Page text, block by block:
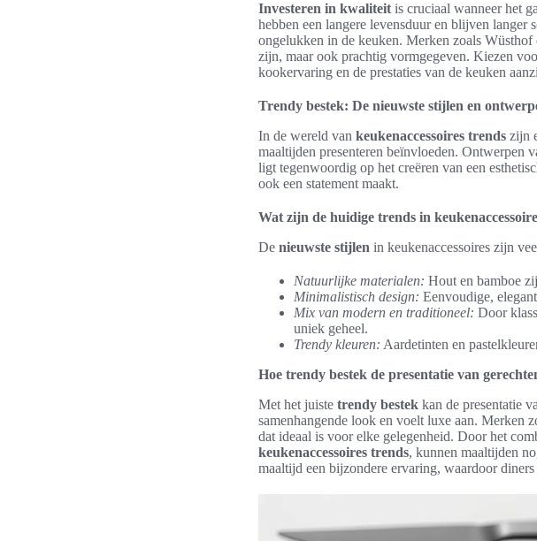
Investeren in kwaliteit is cruciaal wanneer het
hebben een langere levensduur en blijven
ongelukken in de keuken. Merken zoals
zijn, maar ook prachtig vormgegeven. Kiezen
kookervaring en de prestaties van de keuken
Trendy bestek: De nieuwste stijlen en
In de wereld van keukenaccessoires trends zijn
maaltijden presenteren beïnvloeden. Ontwerpen
ligt tegenwoordig op het creëren van een
ook een statement maakt.
Wat zijn de huidige trends in
De nieuwste stijlen in keukenaccessoires zijn
Natuurlijke materialen: Hout en bamboe
Minimalistisch design: Eenvoudige,
Mix van modern en traditioneel: Door
uniek geheel.
Trendy kleuren: Aardetinten en
Hoe trendy bestek de presentatie van
Met het juiste trendy bestek kan de presentatie
samenhangende look en voelt luxe aan. Merken
dat ideaal is voor elke gelegenheid. Door het
keukenaccessoires trends, kunnen maaltijden
maaltijd een bijzondere ervaring, waardoor